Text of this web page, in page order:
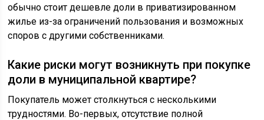
обычно стоит дешевле доли в приватизированном
жилье из-за ограничений пользования и возможных
споров с другими собственниками.
Какие риски могут возникнуть при покупке
доли в муниципальной квартире?
Покупатель может столкнуться с несколькими
трудностями. Во-первых, отсутствие полной